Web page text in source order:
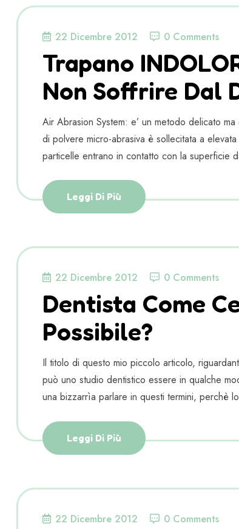
22 Dicembre 2012 0 Comments
Trapano
Non Soffrire Dal
Air Abrasion System: e’ un metodo delicato
di polvere micro-abrasiva è sollecitata a
particelle entrano in contatto con la superficie
Leggi Di Più
22 Dicembre 2012 0 Comments
Dentista Come
Possibile?
Il titolo di questo mio piccolo articolo,
può uno studio dentistico essere in qualche
una bizzarrìa parlare in questi termini, perchè
Leggi Di Più
22 Dicembre 2012 0 Comments